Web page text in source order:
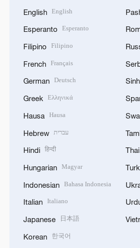
English English
Esperanto Esperanto
Filipino Filipino
French Français
German Deutsch
Greek Ελληνικά
Hausa Hausa
Hebrew עברית
Hindi हिन्दी
Hungarian Magyar
Indonesian Bahasa Indonesia
Italian Italiano
Japanese 日本語
Korean 한국어
Thai